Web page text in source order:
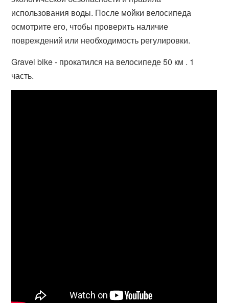
использования воды. После мойки велосипеда
осмотрите его, чтобы проверить наличие
повреждений или необходимость регулировки.
Gravel bike - прокатился на велосипеде 50 км . 1
часть.